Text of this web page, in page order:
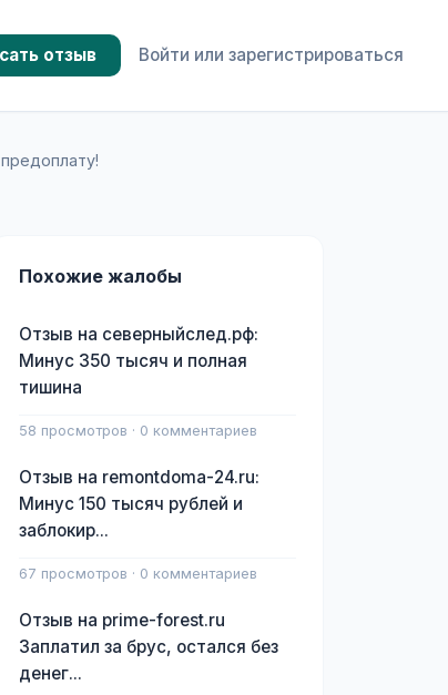
отзыв Войти или зарегистрироваться
Похожие жалобы
Отзыв на северныйслед.рф:
Минус 350 тысяч и полная
тишина
58 просмотров · 0 комментариев
Отзыв на remontdoma-24.ru:
Минус 150 тысяч рублей и
заблокир...
67 просмотров · 0 комментариев
Отзыв на prime-forest.ru
Заплатил за брус, остался без
денег...